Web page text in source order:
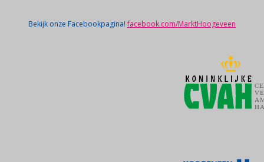
Bekijk onze Facebookpagina!facebook.com/MarktHoogeveen